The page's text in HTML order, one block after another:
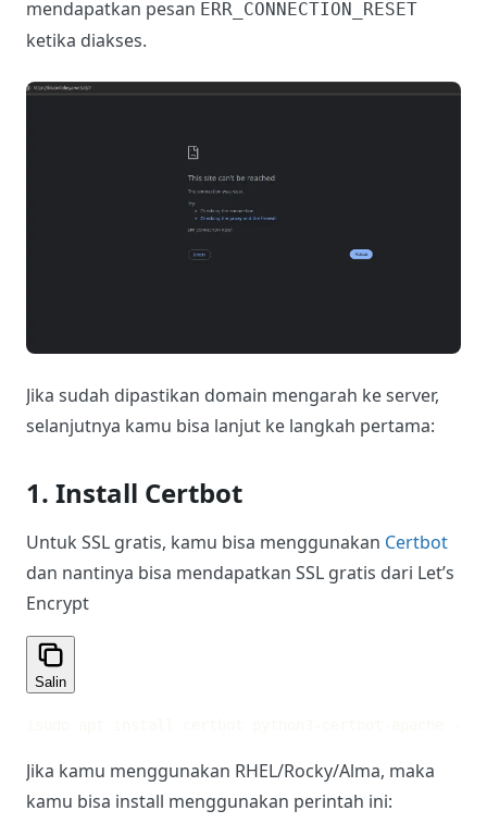
mendapatkan pesan ERR_CONNECTION_RESET
ketika diakses.
Jika sudah dipastikan domain mengarah ke server,
selanjutnya kamu bisa lanjut ke langkah pertama:
1. Install Certbot
Untuk SSL gratis, kamu bisa menggunakan Certbot
dan nantinya bisa mendapatkan SSL gratis dari Let’s
Encrypt
Salin
Jika kamu menggunakan RHEL/Rocky/Alma, maka
kamu bisa install menggunakan perintah ini: